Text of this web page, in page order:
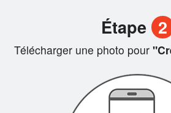
Étape 2
Télécharger une photo pour